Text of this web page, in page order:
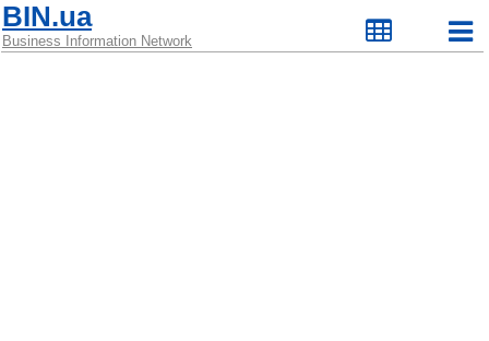
BIN.ua
Business Information Network